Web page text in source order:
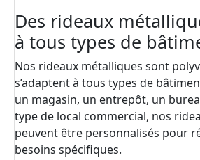
Des rideaux
à tous types de
Nos rideaux métalliques sont
s’adaptent à tous types de
un magasin, un entrepôt, un
type de local commercial, nos
peuvent être personnalisés pour
besoins spécifiques.